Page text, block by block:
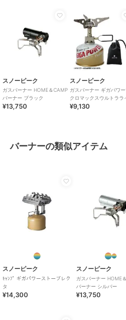
スノーピーク
ガスバーナー HOME＆CAMP
バーナー ブラック
¥13,750
スノーピーク
ガスバーナー ギガパワー
クロマックスウルトララ
¥9,130
バーナーの類似アイテム
スノーピーク
ｷｬﾝﾌﾟ ギガパワーストーブレク
タ
¥14,300
スノーピーク
ガスバーナー HOME
バーナー シルバー
¥13,750